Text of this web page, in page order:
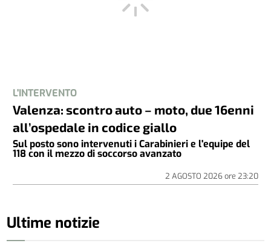
L'INTERVENTO
Valenza: scontro auto – moto, due 16enni
all’ospedale in codice giallo
Sul posto sono intervenuti i Carabinieri e l'equipe del
118 con il mezzo di soccorso avanzato
2 AGOSTO 2026ore 23:20
Ultime notizie